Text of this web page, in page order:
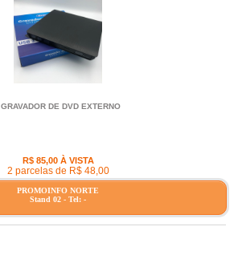
GRAVADOR DE DVD EXTERNO
R$ 85,00 À VISTA
2 parcelas de R$ 48,00
PROMOINFO NORTE
Stand 02 - Tel: -